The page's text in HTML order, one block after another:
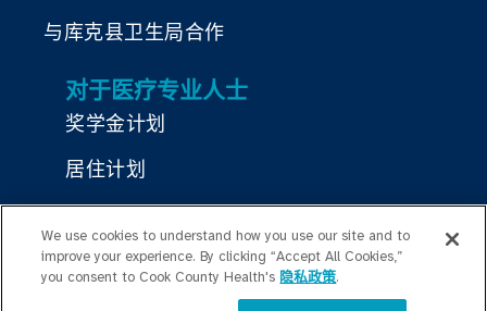
与库克县卫生局合作
对于医疗专业人士
奖学金计划
居住计划
Graduate Medical
Education/Professional Education
公积金奖学基金
We use cookies to understand how you use our site and to
improve your experience. By clicking “Accept All Cookies,”
you consent to Cook County Health's 隐私政策.